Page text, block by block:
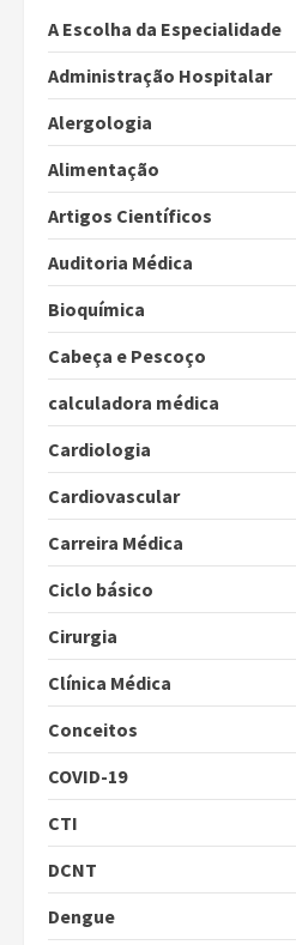
A Escolha da Especialidade
Administração Hospitalar
Alergologia
Alimentação
Artigos Científicos
Auditoria Médica
Bioquímica
Cabeça e Pescoço
calculadora médica
Cardiologia
Cardiovascular
Carreira Médica
Ciclo básico
Cirurgia
Clínica Médica
Conceitos
COVID-19
CTI
DCNT
Dengue